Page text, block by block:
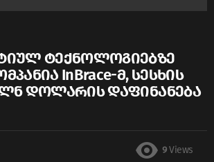
ტექნოლოგიებზე
InBrace-მ, სესხის
დოლარის დაფინანება
9 Views